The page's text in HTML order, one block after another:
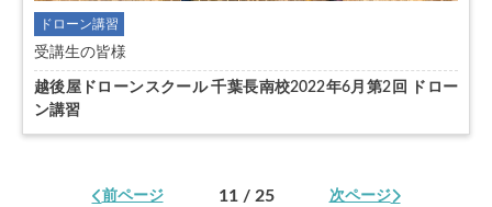
ドローン講習
受講生の皆様
越後屋ドローンスクール 千葉長南校2022年6月第2回 ドロー
ン講習
前ページ 11 / 25 次ページ